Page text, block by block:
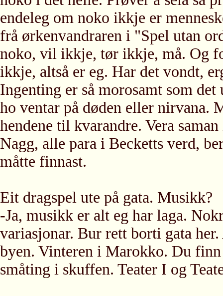
endeleg om noko ikkje er
frå ørkenvandraren i "Spel utan
noko, vil ikkje, tør ikkje, må. Og
ikkje, altså er eg. Har det vondt,
Ingenting er så morosamt som
ho ventar på døden eller nirvana.
hendene til kvarandre. Vera
Nagg, alle para i Becketts verd,
måtte finnast.
Eit dragspel ute på gata. Musikk?
-Ja, musikk er alt eg har laga.
variasjonar. Bur rett borti gata
byen. Vinteren i Marokko. Du
småting i skuffen. Teater I og